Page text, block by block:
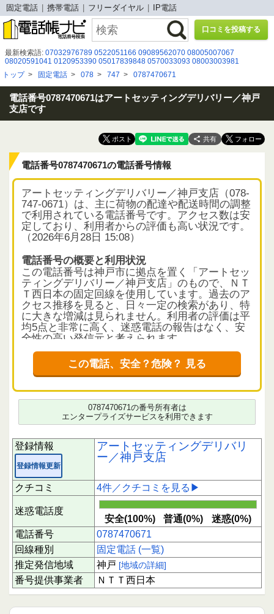
固定電話 携帯電話 フリーダイヤル IP電話
口コミを投稿する
最新検索語: 07032976789 0522051166 09089562070 08005007067
08020591041 0120953390 05017839848 0570033093 08003003981
05057831473 0120443043
0120020052 090-5137-0476 0663811477 078-945-7570
080-9540-3564 05031102908 0367377085 0662259109 0570783781
08008080918
トップ> 固定電話 > 078 > 747 > 0787470671
電話番号0787470671はアートセッティングデリバリー／神戸
支店です
共有
電話番号0787470671の電話番号情報
アートセッティングデリバリー／神戸支店（078-
747-0671）は、主に荷物の配達や配送時間の調整
で利用されている電話番号です。アクセス数は安
定しており、利用者からの評価も高い状況です。
（2026年6月28日 15:08）
電話番号の概要と利用状況
この電話番号は神戸市に拠点を置く「アートセッ
ティングデリバリー／神戸支店」のもので、ＮＴ
Ｔ西日本の固定回線を使用しています。過去のア
クセス推移を見ると、日々一定の検索があり、特
に大きな増減は見られません。利用者の評価は平
均5点と非常に高く、迷惑電話の報告はなく、安
全性の高い発信元と考えられます。
クチコミから読み解く電話の実態
クチコミは4件確認されており、内容は荷物の配
す。引越しや物流配送の事前連絡として利用され
ているケースが多く、実際に配送を依頼した方か
らも肯定的な評価が寄せられています。短時間に
偏った評価は見られず、信頼できる情報として参
考にしてよいでしょう。
応答時の注意点
この番号からの着信は、配送に関する連絡である
可能性が高い状況です。心当たりのある荷物や引
越しの予定がある場合は、応答して詳細を確認し
てもよいでしょう。ただし、不明な場合は無理に
応答せず、折り返しの際に相手の正当性を確認す
ることをおすすめします。
下にスクロールすると実際に電話に応答された方
のクチコミを読むことができます。
あなたの体験を投稿することで、同じように不安
を感じる方々の助けになります。情報共有は被害
防止につながり、あなたの1回のアクションが誰
かを守る大切な一歩です。ぜひご協力ください。
この電話、安全？危険？ 見る
0787470671の番号所有者は
エンタープライズサービスを利用できます
登録情報
登録情報更新
アートセッティングデリバリ
ー／神戸支店
クチコミ 4件／クチコミを見る▶
迷惑電話度
安全(100%) 普通(0%)
迷惑(0%)
電話番号
0787470671
回線種別
固定電話 (一覧)
推定発信地域
神戸 [地域の詳細]
番号提供事業者 ＮＴＴ西日本